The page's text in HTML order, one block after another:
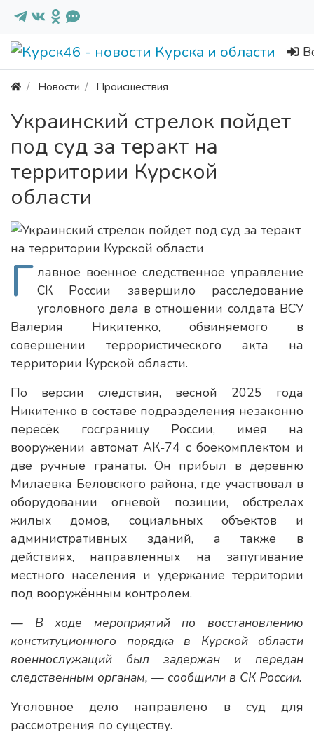
Новости Происшествия
Украинский стрелок пойдет
под суд за теракт на
территории Курской
области
Г лавное военное следственное управление
СК России завершило расследование
уголовного дела в отношении солдата ВСУ
Валерия Никитенко, обвиняемого в
совершении террористического акта на
территории Курской области.
По версии следствия, весной 2025 года
Никитенко в составе подразделения незаконно
пересёк госграницу России, имея на
вооружении автомат АК-74 с боекомплектом и
две ручные гранаты. Он прибыл в деревню
Милаевка Беловского района, где участвовал в
оборудовании огневой позиции, обстрелах
жилых домов, социальных объектов и
административных зданий, а также в
действиях, направленных на запугивание
местного населения и удержание территории
под вооружённым контролем.
— В ходе мероприятий по восстановлению
конституционного порядка в Курской области
военнослужащий был задержан и передан
следственным органам, — сообщили в СК России.
Уголовное дело направлено в суд для
рассмотрения по существу.